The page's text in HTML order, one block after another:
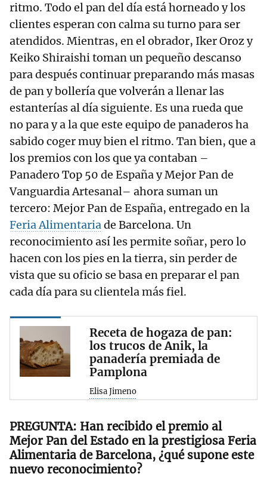
ritmo. Todo el pan del día está horneado y los
clientes esperan con calma su turno para ser
atendidos. Mientras, en el obrador, Iker Oroz y
Keiko Shiraishi toman un pequeño descanso
para después continuar preparando más masas
de pan y bollería que volverán a llenar las
estanterías al día siguiente. Es una rueda que
no para y a la que este equipo de panaderos ha
sabido coger muy bien el ritmo. Tan bien, que a
los premios con los que ya contaban –
Panadero Top 50 de España y Mejor Pan de
Vanguardia Artesanal– ahora suman un
tercero: Mejor Pan de España, entregado en la
Feria Alimentariade Barcelona. Un
reconocimiento así les permite soñar, pero lo
hacen con los pies en la tierra, sin perder de
vista que su oficio se basa en preparar el pan
cada día para su clientela más fiel.
Receta de hogaza de pan:
los trucos de Anik, la
panadería premiada de
Pamplona
Elisa Jimeno
Han recibido el premio al
Mejor Pan del Estado en la prestigiosa Feria
Alimentaria de Barcelona, ¿qué supone este
nuevo reconocimiento?